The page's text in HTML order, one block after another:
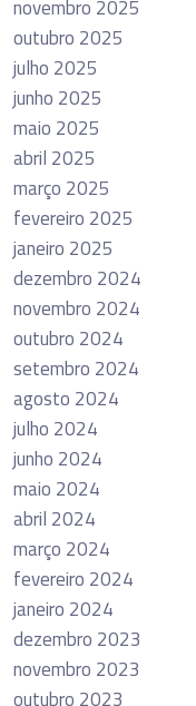
novembro 2025
outubro 2025
julho 2025
junho 2025
maio 2025
abril 2025
março 2025
fevereiro 2025
janeiro 2025
dezembro 2024
novembro 2024
outubro 2024
setembro 2024
agosto 2024
julho 2024
junho 2024
maio 2024
abril 2024
março 2024
fevereiro 2024
janeiro 2024
dezembro 2023
novembro 2023
outubro 2023